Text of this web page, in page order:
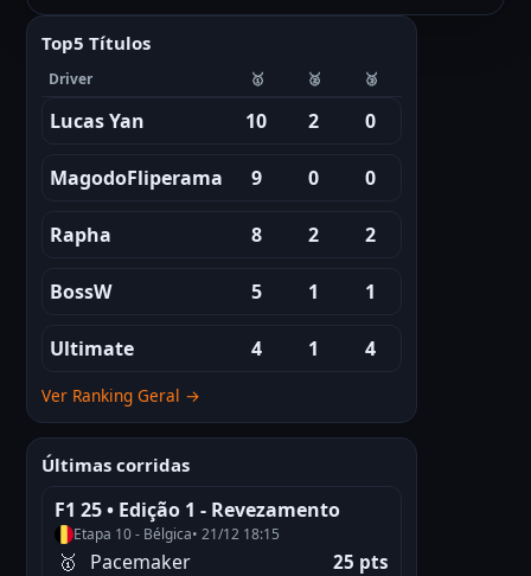
Top5 Títulos
Driver 🥇 🥈 🥉
Lucas Yan 10 2 0
MagodoFliperama 9 0 0
Rapha 8 2 2
BossW 5 1 1
Ultimate 4 1 4
Ver Ranking Geral →
Últimas corridas
F1 25 • Edição 1 - Revezamento
Etapa 10 - Bélgica• 21/12 18:15
🥇 Pacemaker 25 pts